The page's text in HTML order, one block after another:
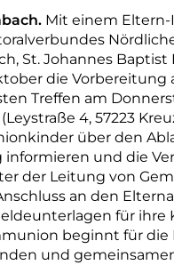
Mit einem
St. Johannes
die
Treffen am
4, 57223
über den
und die
der Leitung von
an den
für ihre
beginnt für die
und